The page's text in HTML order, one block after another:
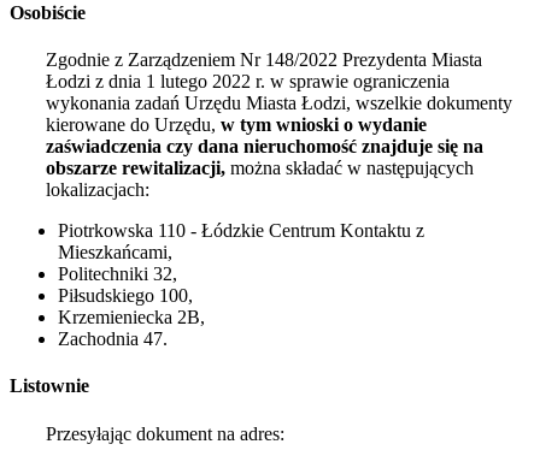
Osobiście
Zgodnie z Zarządzeniem Nr 148/2022 Prezydenta Miasta
Łodzi z dnia 1 lutego 2022 r. w sprawie ograniczenia
wykonania zadań Urzędu Miasta Łodzi, wszelkie dokumenty
kierowane do Urzędu, w tym wnioski o wydanie
zaświadczenia czy dana nieruchomość znajduje się na
obszarze rewitalizacji, można składać w następujących
lokalizacjach:
Piotrkowska 110 - Łódzkie Centrum Kontaktu z
Mieszkańcami,
Politechniki 32,
Piłsudskiego 100,
Krzemieniecka 2B,
Zachodnia 47.
Listownie
Przesyłając dokument na adres: